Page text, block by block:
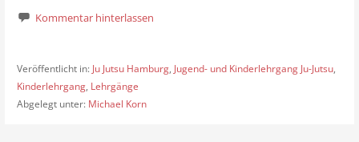
Kommentar hinterlassen
Veröffentlicht in: Ju Jutsu Hamburg, Jugend- und Kinderlehrgang Ju-Jutsu,
Kinderlehrgang, Lehrgänge
Abgelegt unter: Michael Korn